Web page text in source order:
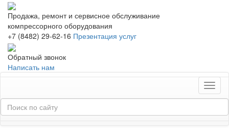
Продажа, ремонт и сервисное обслуживание
компрессорного оборудования
+7 (8482) 29-62-16 Презентация услуг
Обратный звонок
Написать нам